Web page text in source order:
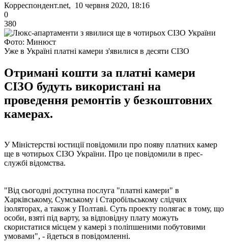
Корреспондент.net, 10 червня 2020, 18:16
0
380
Фото: Минюст
Уже в Україні платні камери з'явилися в десяти СІЗО
Отримані кошти за платні камери
СІЗО будуть використані на
проведення ремонтів у безкоштовних
камерах.
У Міністерстві юстиції повідомили про появу платних камер
ще в чотирьох СІЗО України. Про це повідомили в прес-
службі відомства.
"Від сьогодні доступна послуга "платні камери" в
Харківському, Сумському і Старобільському слідчих
ізоляторах, а також у Полтаві. Суть проекту полягає в тому, що
особи, взяті під варту, за відповідну плату можуть
скористатися місцем у камері з поліпшеними побутовими
умовами", - йдеться в повідомленні.